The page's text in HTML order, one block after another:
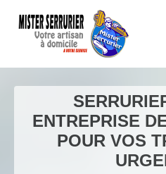
ENTREPRISE
POUR VOS